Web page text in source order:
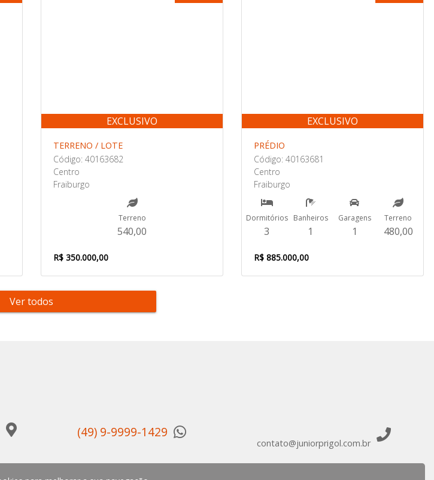
EXCLUSIVO
TERRENO / LOTE
Código: 40163682
Centro
Fraiburgo
Terreno
540,00
R$ 350.000,00
EXCLUSIVO
PRÉDIO
Código: 40163681
Centro
Fraiburgo
Dormitórios
3
Banheiros
1
Garagens
1
Terreno
480,00
R$ 885.000,00
Ver todos
(49) 9-9999-1429
contato@juniorprigol.com.br